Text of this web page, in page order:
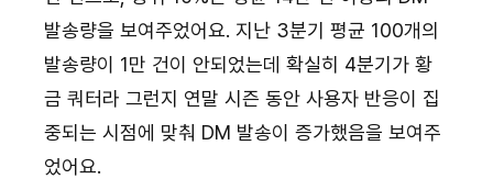
발송량을 보여주었어요. 지난 3분기 평균 100개의
발송량이 1만 건이 안되었는데 확실히 4분기가 황
금 쿼터라 그런지 연말 시즌 동안 사용자 반응이 집
중되는 시점에 맞춰 DM 발송이 증가했음을 보여주
었어요.